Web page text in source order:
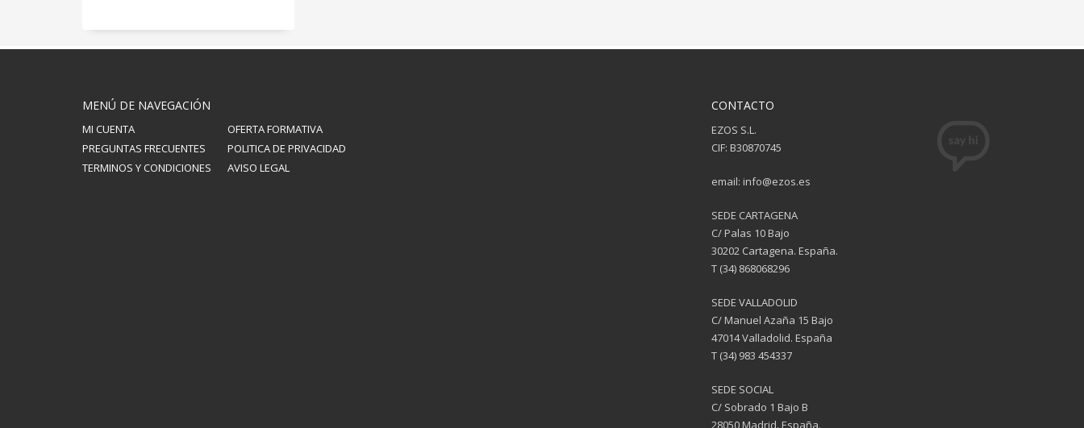
MENÚ DE NAVEGACIÓN
MI CUENTA
OFERTA FORMATIVA
PREGUNTAS FRECUENTES
POLITICA DE PRIVACIDAD
TERMINOS Y CONDICIONES
AVISO LEGAL
CONTACTO
EZOS S.L.
CIF: B30870745
email: info@ezos.es
SEDE CARTAGENA
C/ Palas 10 Bajo
30202 Cartagena. España.
T (34) 868068296
SEDE VALLADOLID
C/ Manuel Azaña 15 Bajo
47014 Valladolid. España
T (34) 983 454337
SEDE SOCIAL
C/ Sobrado 1 Bajo B
28050 Madrid. España.